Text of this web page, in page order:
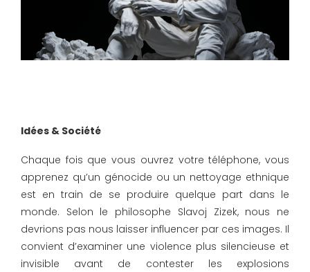
Idées & Société
Chaque fois que vous ouvrez votre téléphone, vous
apprenez qu’un génocide ou un nettoyage ethnique
est en train de se produire quelque part dans le
monde. Selon le philosophe Slavoj Zizek, nous ne
devrions pas nous laisser influencer par ces images. Il
convient d’examiner une violence plus silencieuse et
invisible avant de contester les explosions